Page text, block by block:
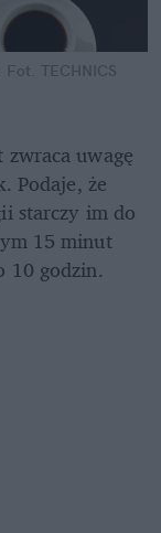
Fot. TECHNICS
uwagę
Podaje, że
starczy im do
15 minut
10 godzin.